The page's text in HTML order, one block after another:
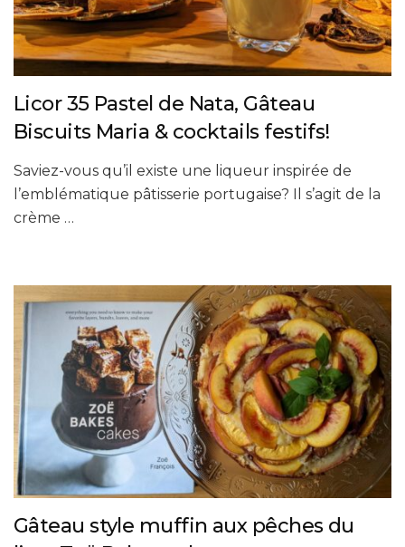
Licor 35 Pastel de Nata, Gâteau
Biscuits Maria & cocktails festifs!
Saviez-vous qu’il existe une liqueur inspirée de
l’emblématique pâtisserie portugaise? Il s’agit de la
crème …
Gâteau style muffin aux pêches du